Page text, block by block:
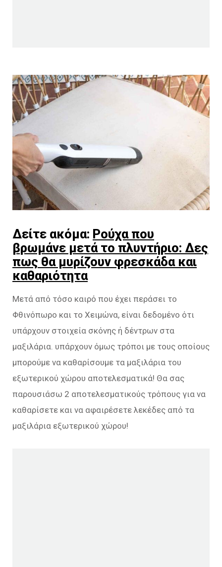
Δείτε ακόμα: Ρούχα που
βρωμάνε μετά το πλυντήριο: Δες
πως θα μυρίζουν φρεσκάδα και
καθαριότητα
Μετά από τόσο καιρό που έχει περάσει το
Φθινόπωρο και το Χειμώνα, είναι δεδομένο ότι
υπάρχουν στοιχεία σκόνης ή δέντρων στα
μαξιλάρια. υπάρχουν όμως τρόποι με τους οποίους
μπορούμε να καθαρίσουμε τα μαξιλάρια του
εξωτερικού χώρου αποτελεσματικά! Θα σας
παρουσιάσω 2 αποτελεσματικούς τρόπους για να
καθαρίσετε και να αφαιρέσετε λεκέδες από τα
μαξιλάρια εξωτερικού χώρου!